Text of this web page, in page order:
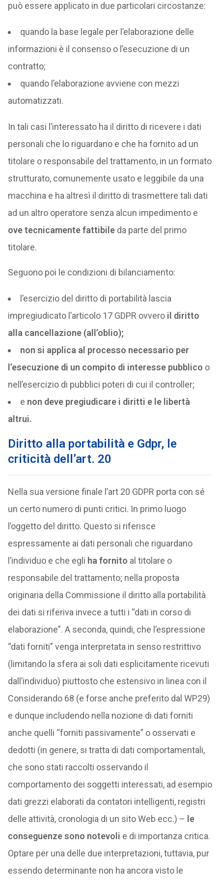
può essere applicato in due particolari circostanze:
quando la base legale per l’elaborazione delle
informazioni è il consenso o l’esecuzione di un
contratto;
quando l’elaborazione avviene con mezzi
automatizzati.
In tali casi l’interessato ha il diritto di ricevere i dati
personali che lo riguardano e che ha fornito ad un
titolare o responsabile del trattamento, in un formato
strutturato, comunemente usato e leggibile da una
macchina e ha altresì il diritto di trasmettere tali dati
ad un altro operatore senza alcun impedimento e
ove tecnicamente fattibileda parte del primo
titolare.
Seguono poi le condizioni di bilanciamento:
l’esercizio del diritto di portabilità lascia
impregiudicato l’articolo 17 GDPR ovvero il diritto
alla cancellazione (all’oblio);
non si applica al processo necessario per
l’esecuzione di un compito di interesse pubblico o
nell’esercizio di pubblici poteri di cui il controller;
e non deve pregiudicare i diritti e le libertà
altrui.
Diritto alla portabilità e Gdpr, le
criticità dell’art. 20
Nella sua versione finale l’art 20 GDPR porta con sé
un certo numero di punti critici. In primo luogo
l’oggetto del diritto. Questo si riferisce
espressamente ai dati personali che riguardano
l’individuo e che egli ha fornito al titolare o
responsabile del trattamento; nella proposta
originaria della Commissione il diritto alla portabilità
dei dati si riferiva invece a tutti i “dati in corso di
elaborazione”. A seconda, quindi, che l’espressione
“dati forniti” venga interpretata in senso restrittivo
(limitando la sfera ai soli dati esplicitamente ricevuti
dall’individuo) piuttosto che estensivo in linea con il
Considerando 68 (e forse anche preferito dal WP29)
e dunque includendo nella nozione di dati forniti
anche quelli “forniti passivamente” o osservati e
dedotti (in genere, si tratta di dati comportamentali,
che sono stati raccolti osservando il
comportamento dei soggetti interessati, ad esempio
dati grezzi elaborati da contatori intelligenti, registri
delle attività, cronologia di un sito Web ecc.) – le
conseguenze sono notevoli e di importanza critica.
Optare per una delle due interpretazioni, tuttavia, pur
essendo determinante non ha ancora visto le